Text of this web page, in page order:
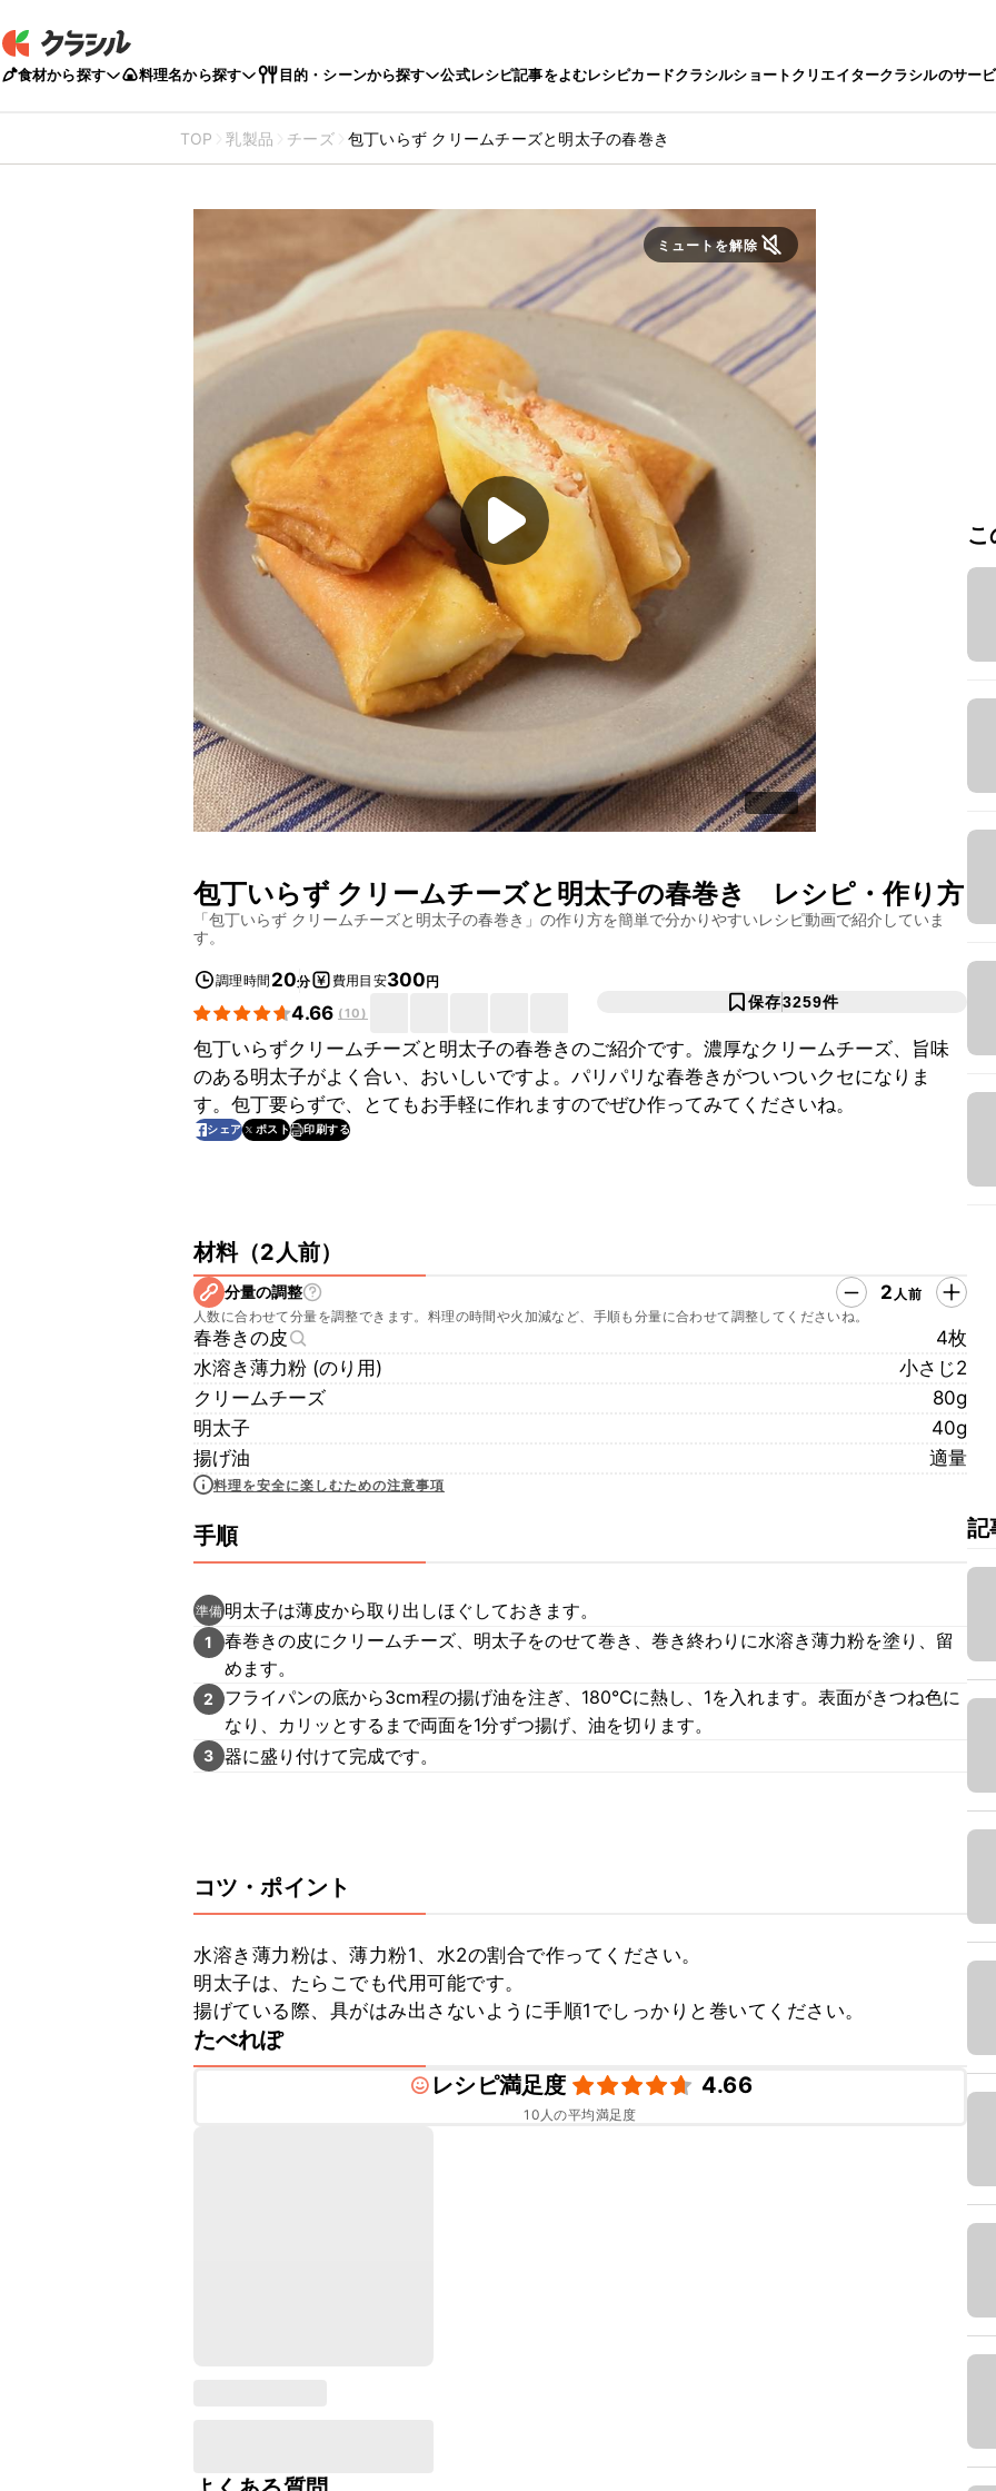
食材から探す 料理名から探す 目的・シーンから探す 公式レシピ記事をよむレシピカードクラシルショートクリエイタークラシルのサー
TOP 乳製品 チーズ 包丁いらず クリームチーズと明太子の春巻き
ミュートを解除
包丁いらず クリームチーズと明太子の春巻き レシピ・作り方
「包丁いらず クリームチーズと明太子の春巻き 」の作り方を簡単で分かりやすいレシピ動画で紹介していま
す。
調理時間 20分 費用目安300円
4.66 (10)
保存3259件
包丁いらずクリームチーズと明太子の春巻きのご紹介です。濃厚なクリームチーズ、旨味
のある明太子がよく合い、おいしいですよ。パリパリな春巻きがついついクセになりま
す。包丁要らずで、とてもお手軽に作れますのでぜひ作ってみてくださいね。
シェア ポスト 印刷する
材料（2人前）
分量の調整 2 人前
人数に合わせて分量を調整できます。料理の時間や火加減など、手順も分量に合わせて調整してくださいね。
春巻きの皮
4枚
水溶き薄力粉 (のり用)
小さじ2
クリームチーズ
80g
明太子
40g
揚げ油
適量
料理を安全に楽しむための注意事項
手順
準備 明太子は薄皮から取り出しほぐしておきます。
1
春巻きの皮にクリームチーズ、明太子をのせて巻き、巻き終わりに水溶き薄力粉を塗り、留
めます。
2
フライパンの底から3cm程の揚げ油を注ぎ、180℃に熱し、1を入れます。表面がきつね色に
なり、カリッとするまで両面を1分ずつ揚げ、油を切ります。
3 器に盛り付けて完成です。
コツ・ポイント
水溶き薄力粉は、薄力粉1、水2の割合で作ってください。
明太子は、たらこでも代用可能です。
揚げている際、具がはみ出さないように手順1でしっかりと巻いてください。
たべれぽ
レシピ満足度
4.66
10 人の平均満足度
記